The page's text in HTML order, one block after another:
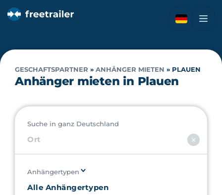
GESCHAFTSPARTNER » ANHÄNGER MIETEN » PLAUEN
Anhänger mieten in Plauen
Suche in ganz Deutschland
Anhängertypen